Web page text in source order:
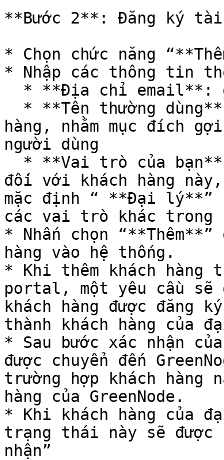
**Bước 2**: Đăng ký tài
* Chọn chức năng
* Nhập các thông tin
hàng, nhằm mục đích
người dùng
đối với khách hàng
mặc định “ **Đại lý**”
các vai trò khác trong
* Nhấn chọn
hàng vào hệ thống.
* Khi thêm khách hàng
portal, một yêu cầu sẽ
khách hàng được đăng
thành khách hàng của
* Sau bước xác nhận
được chuyển đến
trường hợp khách hàng
hàng của GreenNode.
* Khi khách hàng của
trạng thái này sẽ được
nhận”